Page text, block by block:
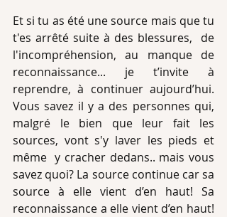
Et si tu as été une source mais que tu
t'es arrêté suite à des blessures,  de
l'incompréhension, au manque de
reconnaissance... je t’invite à
reprendre, à continuer aujourd’hui.
Vous savez il y a des personnes qui,
malgré le bien que leur fait les
sources, vont s'y laver les pieds et
même  y cracher dedans.. mais vous
savez quoi? La source continue car sa
source à elle vient d’en haut! Sa
reconnaissance a elle vient d’en haut!